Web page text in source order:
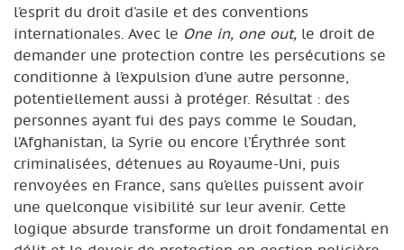
l’esprit du droit d’asile et des conventions
internationales. Avec le One in, one out, le droit de
demander une protection contre les persécutions se
conditionne à l’expulsion d’une autre personne,
potentiellement aussi à protéger. Résultat : des
personnes ayant fui des pays comme le Soudan,
l’Afghanistan, la Syrie ou encore l’Érythrée sont
criminalisées, détenues au Royaume-Uni, puis
renvoyées en France, sans qu’elles puissent avoir
une quelconque visibilité sur leur avenir. Cette
logique absurde transforme un droit fondamental en